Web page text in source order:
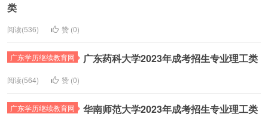
类
阅读(536) 赞 (0)
广东学历继续教育网 广东药科大学2023年成考招生专业理工类
阅读(564) 赞 (0)
广东学历继续教育网 华南师范大学2023年成考招生专业理工类